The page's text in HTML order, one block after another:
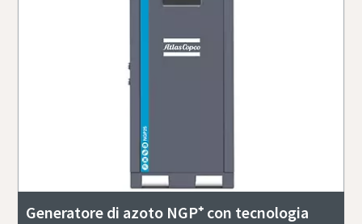
Generatore di azoto NGP⁺ con tecnologia